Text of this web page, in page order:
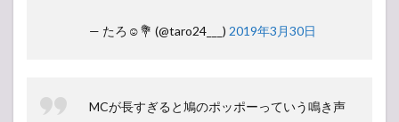
— たろ☺︎💐 (@taro24___) 2019年3月30日
MCが長すぎると鳩のポッポーっていう鳴き声